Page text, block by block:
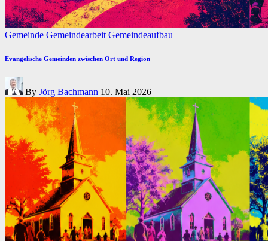
Posted
Gemeinde Gemeindearbeit Gemeindeaufbau
Evangelische Gemeinden zwischen Ort und Region
Posted
by
By Jörg Bachmann 10. Mai 2026